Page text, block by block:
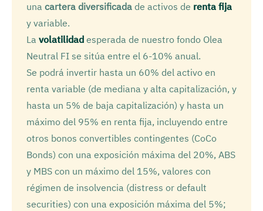
una cartera diversificada de activos de renta fija
y variable.
La volatilidad esperada de nuestro fondo Olea
Neutral FI se sitúa entre el 6-10% anual.
Se podrá invertir hasta un 60% del activo en
renta variable (de mediana y alta capitalización, y
hasta un 5% de baja capitalización) y hasta un
máximo del 95% en renta fija, incluyendo entre
otros bonos convertibles contingentes (CoCo
Bonds) con una exposición máxima del 20%, ABS
y MBS con un máximo del 15%, valores con
régimen de insolvencia (distress or default
securities) con una exposición máxima del 5%;